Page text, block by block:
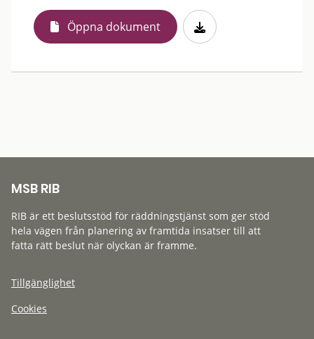
Öppna dokument
MSB RIB
RIB är ett beslutsstöd för räddningstjänst som ger stöd
hela vägen från planering av framtida insatser till att
fatta rätt beslut när olyckan är framme.
Tillgänglighet
Cookies